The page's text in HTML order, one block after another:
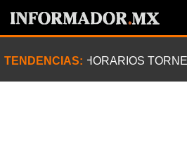
TENDENCIAS: HORARIOS